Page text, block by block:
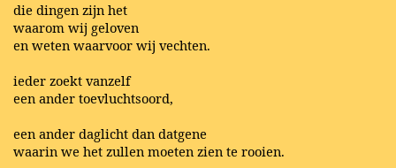
die dingen zijn het
waarom wij geloven
en weten waarvoor wij vechten.
ieder zoekt vanzelf
een ander toevluchtsoord,
een ander daglicht dan datgene
waarin we het zullen moeten zien te rooien.